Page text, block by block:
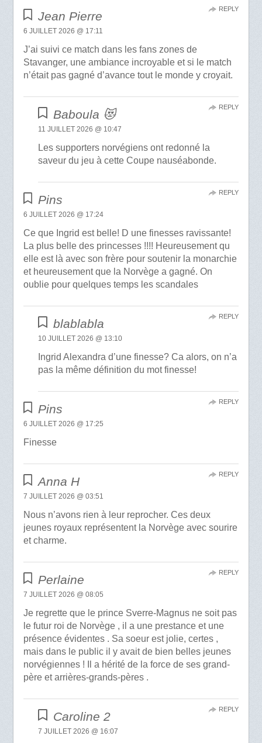
Jean Pierre
6 JUILLET 2026 @ 17:11
J’ai suivi ce match dans les fans zones de
Stavanger, une ambiance incroyable et si le match
n’était pas gagné d’avance tout le monde y croyait.
REPLY
Baboula 😻
11 JUILLET 2026 @ 10:47
Les supporters norvégiens ont redonné la
saveur du jeu à cette Coupe nauséabonde.
REPLY
Pins
6 JUILLET 2026 @ 17:24
Ce que Ingrid est belle! D une finesses ravissante!
La plus belle des princesses !!!! Heureusement qu
elle est là avec son frère pour soutenir la monarchie
et heureusement que la Norvège a gagné. On
oublie pour quelques temps les scandales
REPLY
blablabla
10 JUILLET 2026 @ 13:10
Ingrid Alexandra d’une finesse? Ca alors, on n’a
pas la même définition du mot finesse!
REPLY
Pins
6 JUILLET 2026 @ 17:25
Finesse
REPLY
Anna H
7 JUILLET 2026 @ 03:51
Nous n’avons rien à leur reprocher. Ces deux
jeunes royaux représentent la Norvège avec sourire
et charme.
REPLY
Perlaine
7 JUILLET 2026 @ 08:05
Je regrette que le prince Sverre-Magnus ne soit pas
le futur roi de Norvège , il a une prestance et une
présence évidentes . Sa soeur est jolie, certes ,
mais dans le public il y avait de bien belles jeunes
norvégiennes ! Il a hérité de la force de ses grand-
père et arrières-grands-pères .
REPLY
Caroline 2
7 JUILLET 2026 @ 16:07
REPLY